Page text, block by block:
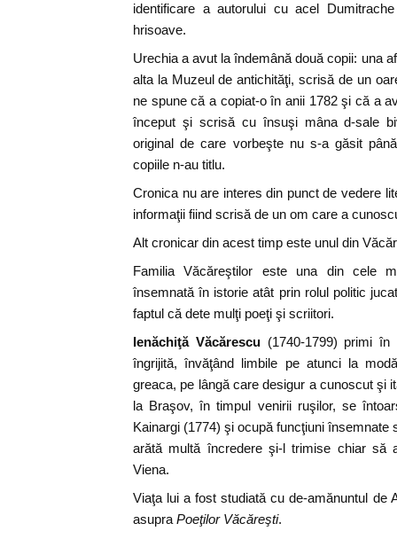
identificare a autorului cu acel
hrisoave.
Urechia a avut la îndemână două copii: una
alta la Muzeul de antichităţi, scrisă de un
ne spune că a copiat-o în anii 1782 şi că a
început şi scrisă cu însuşi mâna d-sale
original de care vorbeşte nu s-a găsit
copiile n-au titlu.
Cronica nu are interes din punct de vedere
informaţii fiind scrisă de un om care a
Alt cronicar din acest timp este unul din
Familia Văcăreştilor este una din cele
însemnată în istorie atât prin rolul politic
faptul că dete mulţi poeţi şi scriitori.
Ienăchiţă Văcărescu(1740-1799) primi în
îngrijită, învăţând limbile pe atunci la
greaca, pe lângă care desigur a cunoscut şi
la Braşov, în timpul venirii ruşilor, se
Kainargi (1774) şi ocupă funcţiuni însemnate
arătă multă încredere şi-l trimise chiar să
Viena.
Viaţa lui a fost studiată cu de-amănuntul de
asupra Poeţilor Văcăreşti.